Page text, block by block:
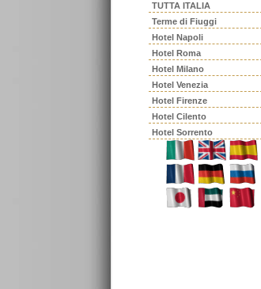
TUTTA ITALIA
Terme di Fiuggi
Hotel Napoli
Hotel Roma
Hotel Milano
Hotel Venezia
Hotel Firenze
Hotel Cilento
Hotel Sorrento